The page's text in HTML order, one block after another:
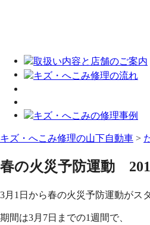
キズ・へこみ修理の山下自動車 >
春の火災予防運動
3月1日から春の火災予防運動がス
期間は3月7日までの1週間で、